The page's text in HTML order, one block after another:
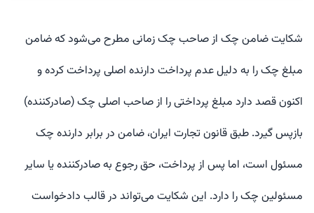
شکایت ضامن چک از صاحب چک زمانی مطرح می‌شود که ضامن
مبلغ چک را به دلیل عدم پرداخت دارنده اصلی پرداخت کرده و
اکنون قصد دارد مبلغ پرداختی را از صاحب اصلی چک (صادرکننده)
بازپس گیرد. طبق قانون تجارت ایران، ضامن در برابر دارنده چک
مسئول است، اما پس از پرداخت، حق رجوع به صادرکننده یا سایر
مسئولین چک را دارد. این شکایت می‌تواند در قالب دادخواست